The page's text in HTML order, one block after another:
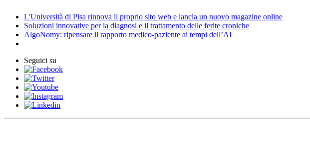
L'Università di Pisa rinnova il proprio sito web e lancia un nuovo magazine online
Soluzioni innovative per la diagnosi e il trattamento delle ferite croniche
AlgoNomy: ripensare il rapporto medico-paziente ai tempi dell’AI
Seguici su